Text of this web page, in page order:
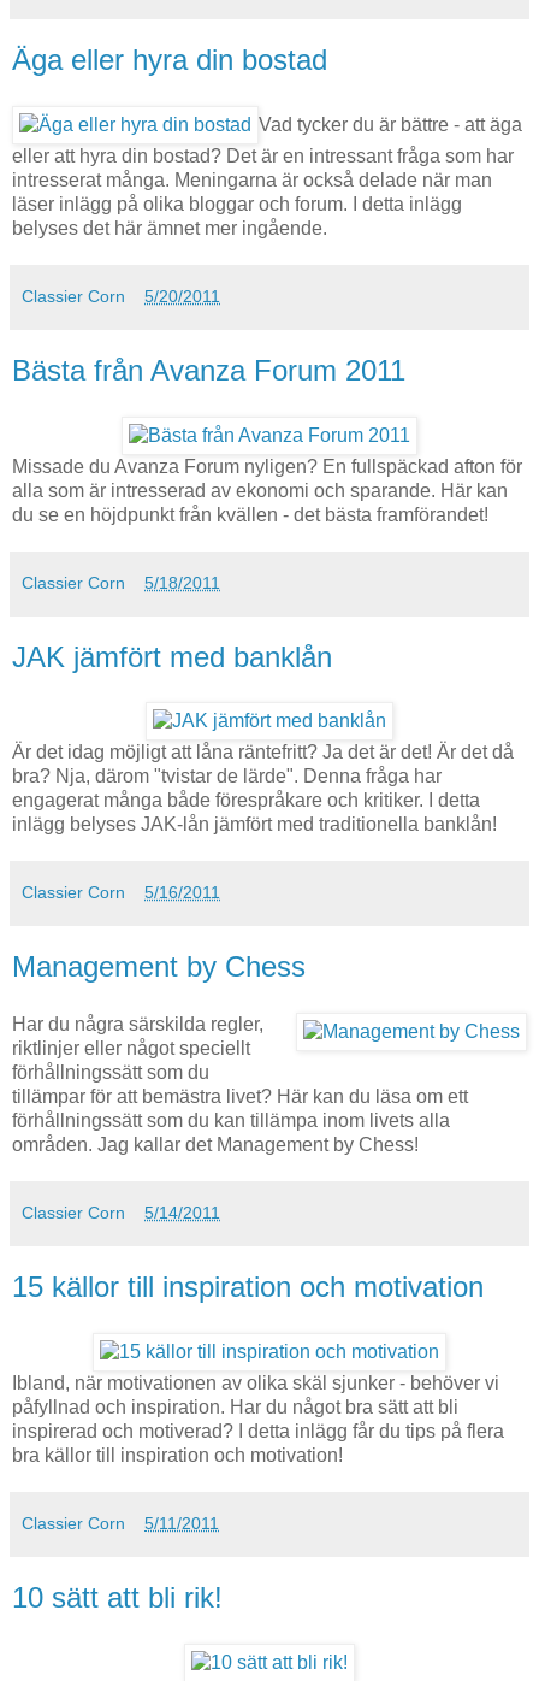
Äga eller hyra din bostad
Vad tycker du är bättre - att äga
eller att hyra din bostad? Det är en intressant fråga som har
intresserat många. Meningarna är också delade när man
läser inlägg på olika bloggar och forum. I detta inlägg
belyses det här ämnet mer ingående.
Classier Corn 5/20/2011
Bästa från Avanza Forum 2011
Missade du Avanza Forum nyligen? En fullspäckad afton för
alla som är intresserad av ekonomi och sparande. Här kan
du se en höjdpunkt från kvällen - det bästa framförandet!
Classier Corn 5/18/2011
JAK jämfört med banklån
Är det idag möjligt att låna räntefritt? Ja det är det! Är det då
bra? Nja, därom "tvistar de lärde". Denna fråga har
engagerat många både förespråkare och kritiker. I detta
inlägg belyses JAK-lån jämfört med traditionella banklån!
Classier Corn 5/16/2011
Management by Chess
Har du några särskilda regler,
riktlinjer eller något speciellt
förhållningssätt som du
tillämpar för att bemästra livet? Här kan du läsa om ett
förhållningssätt som du kan tillämpa inom livets alla
områden. Jag kallar det Management by Chess!
Classier Corn 5/14/2011
15 källor till inspiration och motivation
Ibland, när motivationen av olika skäl sjunker - behöver vi
påfyllnad och inspiration. Har du något bra sätt att bli
inspirerad och motiverad? I detta inlägg får du tips på flera
bra källor till inspiration och motivation!
Classier Corn 5/11/2011
10 sätt att bli rik!